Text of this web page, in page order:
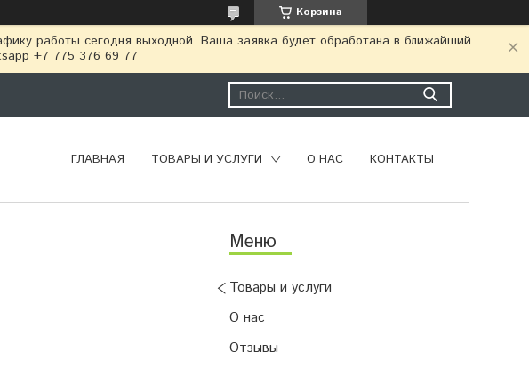
Корзина
работы сегодня выходной. Ваша заявка будет обработана в ближайший
+7 775 376 69 77
ГЛАВНАЯ ТОВАРЫ И УСЛУГИ О НАС КОНТАКТЫ
Товары и услуги
О нас
Отзывы